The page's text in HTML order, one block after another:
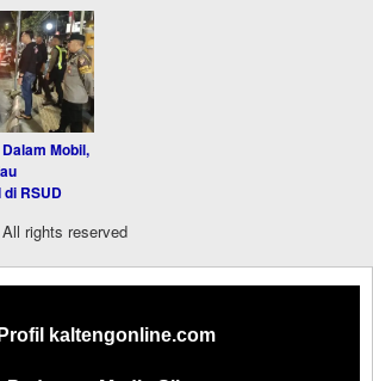
Mobil,
RSUD
rights reserved
Profil kaltengonline.com